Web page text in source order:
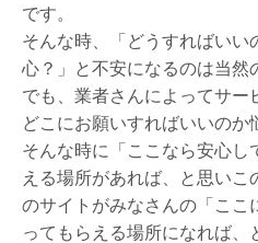
です。
そんな時、「どうすればいい
心？」と不安になるのは当然
でも、業者さんによってサー
どこにお願いすればいいのか
そんな時に「ここなら安心し
える場所があれば、と思いこ
のサイトがみなさんの「ここ
ってもらえる場所になれば、